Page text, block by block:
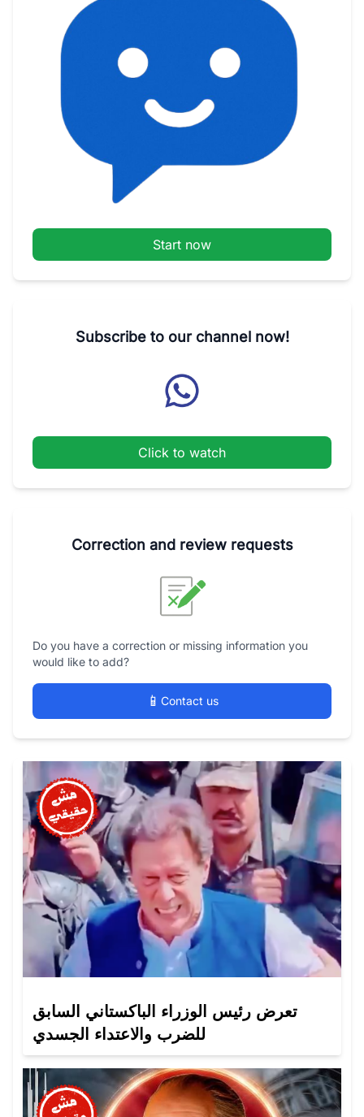
Start now
Subscribe to our channel now!
Click to watch
Correction and review requests
Do you have a correction or missing information you
would like to add?
📱 Contact us
تعرض رئيس الوزراء الباكستاني السابق
للضرب والاعتداء الجسدي